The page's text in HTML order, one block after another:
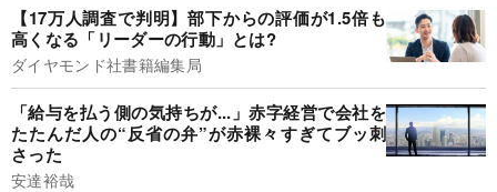
【17万人調査で判明】部下からの評価が1.5倍も
高くなる「リーダーの行動」とは?
ダイヤモンド社書籍編集局
「給与を払う側の気持ちが...」赤字経営で会社を
たたんだ人の“反省の弁”が赤裸々すぎてブッ刺
さった
安達裕哉